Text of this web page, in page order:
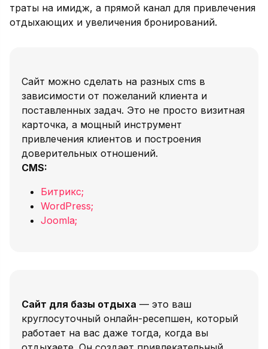
траты на имидж, а прямой канал для привлечения
отдыхающих и увеличения бронирований.
Cайт можно сделать на разных cms в
зависимости от пожеланий клиента и
поставленных задач. Это не просто визитная
карточка, а мощный инструмент
привлечения клиентов и построения
доверительных отношений.
CMS:
Битрикс;
WordPress;
Joomla;
Сайт для базы отдыха — это ваш
круглосуточный онлайн-ресепшен, который
работает на вас даже тогда, когда вы